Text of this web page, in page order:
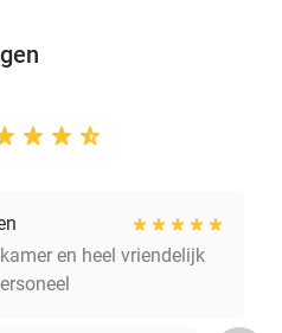
en heel vriendelijk